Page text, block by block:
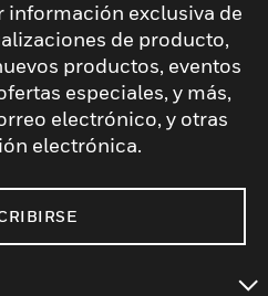
información exclusiva de
de producto,
productos, eventos
especiales, y más,
electrónico, y otras
electrónica.